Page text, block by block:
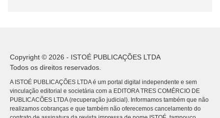
Copyright © 2026 - ISTOÉ PUBLICAÇÕES LTDA
Todos os direitos reservados.
A ISTOÉ PUBLICAÇÕES LTDA é um portal digital independente e sem
vinculação editorial e societária com a EDITORA TRES COMÉRCIO DE
PUBLICACÕES LTDA (recuperação judicial). Informamos também que não
realizamos cobranças e que também não oferecemos cancelamento do